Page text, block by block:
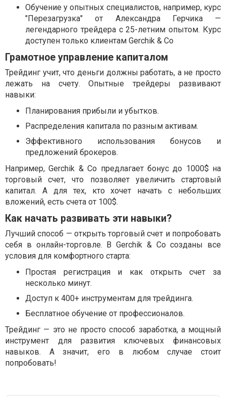
Обучение у опытных специалистов, например, курс
"Перезагрузка" от Александра Герчика —
легендарного трейдера с 25-летним опытом. Курс
доступен только клиентам Gerchik & Co
Грамотное управление капиталом
Трейдинг учит, что деньги должны работать, а не просто
лежать на счету. Опытные трейдеры развивают
навыки:
Планирования прибыли и убытков.
Распределения капитала по разным активам.
Эффективного использования бонусов и
предложений брокеров.
Например, Gerchik & Co предлагает бонус до 1000$ на
торговый счет, что позволяет увеличить стартовый
капитал. А для тех, кто хочет начать с небольших
вложений, есть счета от 100$.
Как начать развивать эти навыки?
Лучший способ — открыть торговый счет и попробовать
себя в онлайн-торговле. В Gerchik & Co созданы все
условия для комфортного старта:
Простая регистрация и как открыть счет за
несколько минут.
Доступ к 400+ инструментам для трейдинга.
Бесплатное обучение от профессионалов.
Трейдинг — это не просто способ заработка, а мощный
инструмент для развития ключевых финансовых
навыков. А значит, его в любом случае стоит
попробовать!